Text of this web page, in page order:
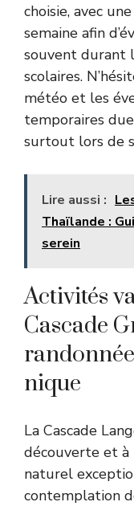
choisie, avec
semaine afin
souvent durant
scolaires.
météo et les
temporaires
surtout lors de
Lire aussi :
Thaïlande :
serein
Activités
Cascade
nique
La Cascade
découverte et à
naturel
contemplation